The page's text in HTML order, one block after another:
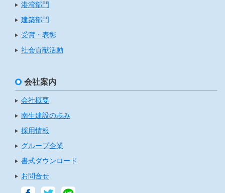
港湾部門
建築部門
受賞・表彰
社会貢献活動
会社案内
会社概要
南生建設の歩み
採用情報
グループ企業
書式ダウンロード
お問合せ